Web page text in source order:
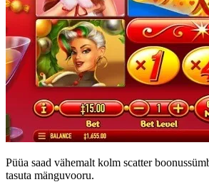
Püüa saad vähemalt kolm scatter
tasuta mänguvooru.